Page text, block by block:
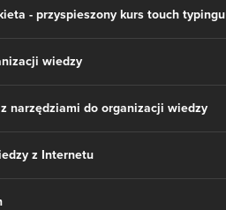
- przyspieszony kurs touch typingu
wiedzy
narzędziami do organizacji wiedzy
z Internetu